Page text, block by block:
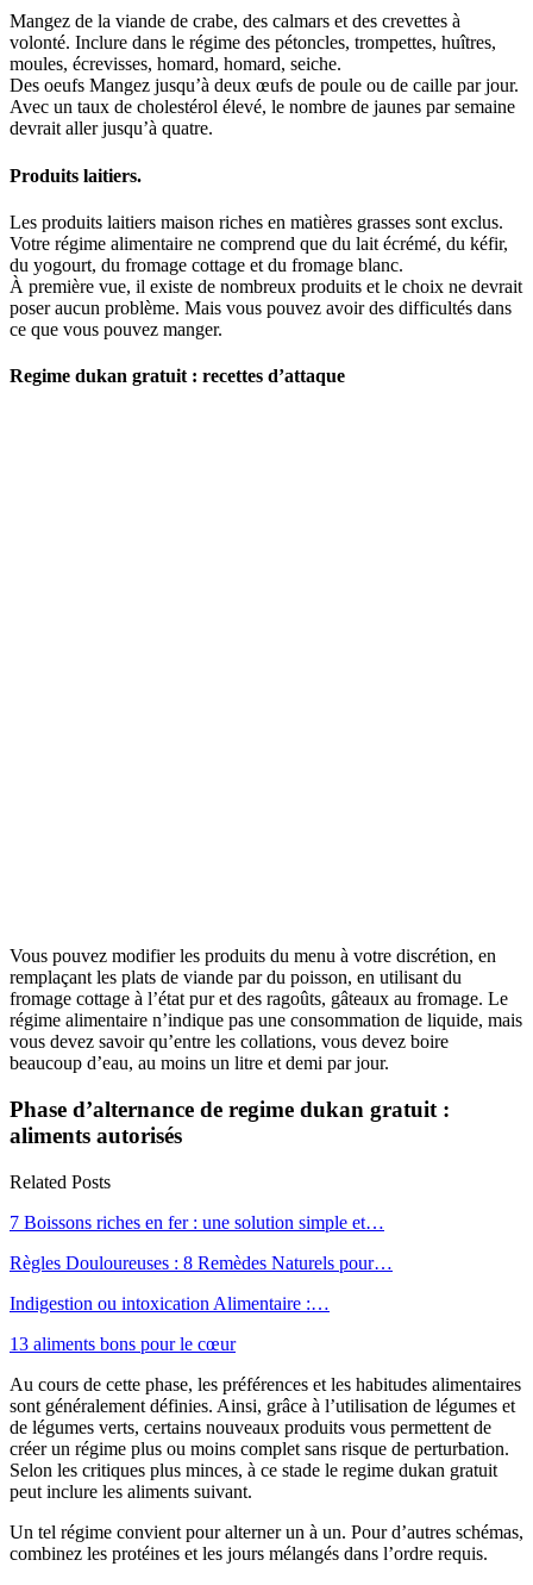
Mangez de la viande de crabe, des calmars et des crevettes à
volonté. Inclure dans le régime des pétoncles, trompettes, huîtres,
moules, écrevisses, homard, homard, seiche.
Des oeufs Mangez jusqu’à deux œufs de poule ou de caille par jour.
Avec un taux de cholestérol élevé, le nombre de jaunes par semaine
devrait aller jusqu’à quatre.
Produits laitiers.
Les produits laitiers maison riches en matières grasses sont exclus.
Votre régime alimentaire ne comprend que du lait écrémé, du kéfir,
du yogourt, du fromage cottage et du fromage blanc.
À première vue, il existe de nombreux produits et le choix ne devrait
poser aucun problème. Mais vous pouvez avoir des difficultés dans
ce que vous pouvez manger.
Regime dukan gratuit : recettes d’attaque
Vous pouvez modifier les produits du menu à votre discrétion, en
remplaçant les plats de viande par du poisson, en utilisant du
fromage cottage à l’état pur et des ragoûts, gâteaux au fromage. Le
régime alimentaire n’indique pas une consommation de liquide, mais
vous devez savoir qu’entre les collations, vous devez boire
beaucoup d’eau, au moins un litre et demi par jour.
Phase d’alternance de regime dukan gratuit :
aliments autorisés
Related Posts
7 Boissons riches en fer : une solution simple et…
Règles Douloureuses : 8 Remèdes Naturels pour…
Indigestion ou intoxication Alimentaire :…
13 aliments bons pour le cœur
Au cours de cette phase, les préférences et les habitudes alimentaires
sont généralement définies. Ainsi, grâce à l’utilisation de légumes et
de légumes verts, certains nouveaux produits vous permettent de
créer un régime plus ou moins complet sans risque de perturbation.
Selon les critiques plus minces, à ce stade le regime dukan gratuit
peut inclure les aliments suivant.
Un tel régime convient pour alterner un à un. Pour d’autres schémas,
combinez les protéines et les jours mélangés dans l’ordre requis.